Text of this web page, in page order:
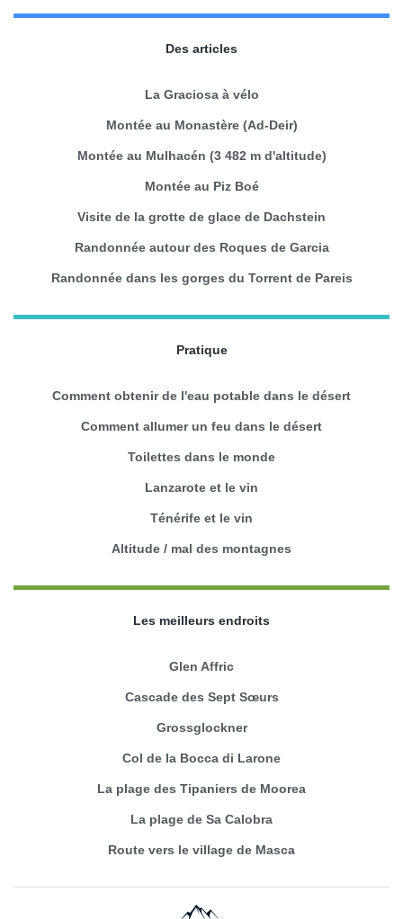
Des articles
La Graciosa à vélo
Montée au Monastère (Ad-Deir)
Montée au Mulhacén (3 482 m d'altitude)
Montée au Piz Boé
Visite de la grotte de glace de Dachstein
Randonnée autour des Roques de Garcia
Randonnée dans les gorges du Torrent de Pareis
Pratique
Comment obtenir de l'eau potable dans le désert
Comment allumer un feu dans le désert
Toilettes dans le monde
Lanzarote et le vin
Ténérife et le vin
Altitude / mal des montagnes
Les meilleurs endroits
Glen Affric
Cascade des Sept Sœurs
Grossglockner
Col de la Bocca di Larone
La plage des Tipaniers de Moorea
La plage de Sa Calobra
Route vers le village de Masca